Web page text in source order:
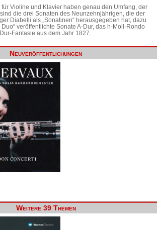
für Violine und Klavier haben genau den Umfang, der
die drei Sonaten des Neunzehnjährigen, die der
Diabelli als „Sonatinen“ herausgegeben hat, dazu
veröffentlichte Sonate A-Dur, das h-Moll-Rondo
Fantasie aus dem Jahr 1827.
Neuveröffentlichungen
Weitere 39 Themen